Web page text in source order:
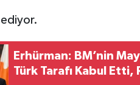
Erhürman: BM’nin
Türk Tarafı Kabul Etti,